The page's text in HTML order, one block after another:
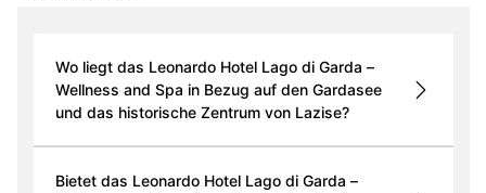
Wo liegt das Leonardo Hotel Lago di Garda –
Wellness and Spa in Bezug auf den Gardasee
und das historische Zentrum von Lazise?
Bietet das Leonardo Hotel Lago di Garda –